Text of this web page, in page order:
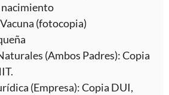
(fotocopia)
(Ambos Padres): Copia
(Empresa): Copia DUI,